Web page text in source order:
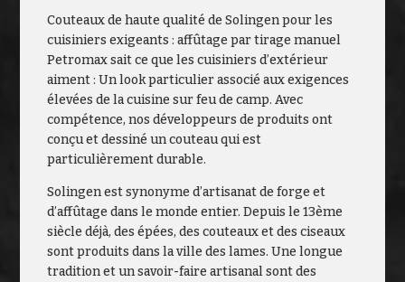
Couteaux de haute qualité de Solingen pour les
cuisiniers exigeants : affûtage par tirage manuel
Petromax sait ce que les cuisiniers d’extérieur
aiment : Un look particulier associé aux exigences
élevées de la cuisine sur feu de camp. Avec
compétence, nos développeurs de produits ont
conçu et dessiné un couteau qui est
particulièrement durable.
Solingen est synonyme d’artisanat de forge et
d’affûtage dans le monde entier. Depuis le 13ème
siècle déjà, des épées, des couteaux et des ciseaux
sont produits dans la ville des lames. Une longue
tradition et un savoir-faire artisanal sont des